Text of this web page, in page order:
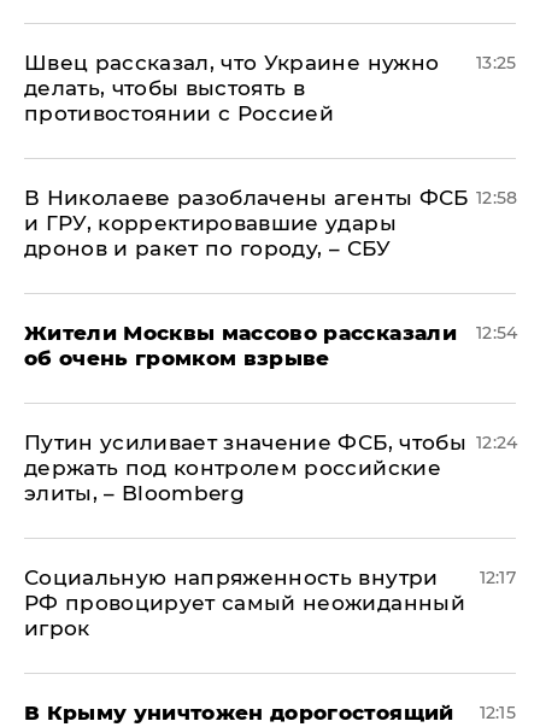
Швец рассказал, что Украине нужно
делать, чтобы выстоять в
противостоянии с Россией
13:25
В Николаеве разоблачены агенты ФСБ
и ГРУ, корректировавшие удары
дронов и ракет по городу, – СБУ
12:58
Жители Москвы массово рассказали
об очень громком взрыве
12:54
Путин усиливает значение ФСБ, чтобы
держать под контролем российские
элиты, – Bloomberg
12:24
Социальную напряженность внутри
РФ провоцирует самый неожиданный
игрок
12:17
В Крыму уничтожен дорогостоящий
12:15